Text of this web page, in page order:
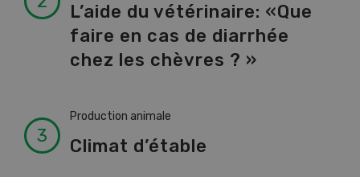
L’aide du vétérinaire: «Que
faire en cas de diarrhée
chez les chèvres ? »
Production animale
Climat d’étable